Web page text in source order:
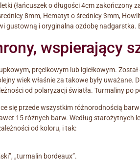
(łańcuszek o długości 4cm
8mm, Hematyt o średnicy 3mm,
gustowną i oryginalna ozdobę
wspierający
pręcikowym lub igiełkowym.
wiek właśnie za takowe były
od polaryzacji światła. Turmaliny po
się przede wszystkim różnorodnością
15 różnych barw. Według
od koloru, i tak:
„turmalin bordeaux”.